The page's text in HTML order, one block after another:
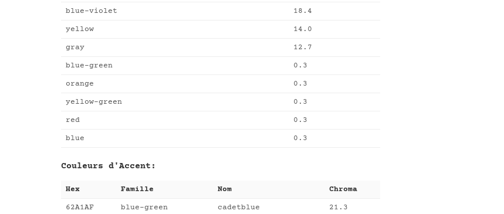
blue-violet 18.4
yellow 14.0
gray 12.7
blue-green 0.3
orange 0.3
yellow-green 0.3
red 0.3
blue 0.3
Couleurs d'Accent:
Hex Famille Nom Chroma
62A1AF blue-green cadetblue 21.3